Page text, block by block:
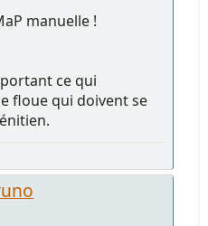
manuelle !
ce qui
floue qui doivent se